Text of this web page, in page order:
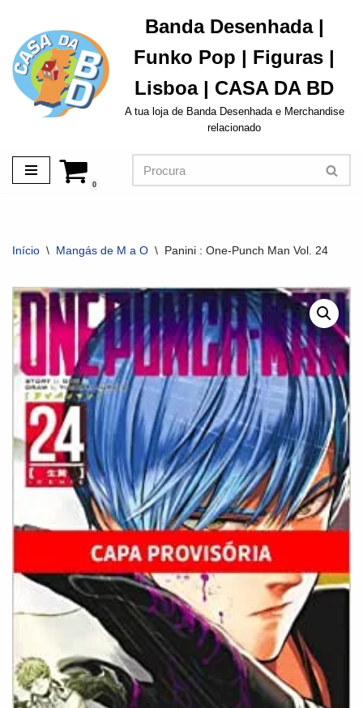
Avançar
para
o
conteúdo
Banda Desenhada |
Funko Pop | Figuras |
Lisboa | CASA DA BD
A tua loja de Banda Desenhada e Merchandise
relacionado
0
Início \ Mangás de M a O \ Panini : One-Punch Man Vol. 24